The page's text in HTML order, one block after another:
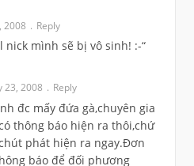
2008 Reply
nick mình sẽ bị vô sinh! :-“
23, 2008 Reply
đc mấy đứa gà,chuyên gia
thông báo hiện ra thôi,chứ
phát hiện ra ngay.Đơn
báo để đối phương